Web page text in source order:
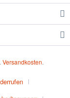
Versandkosten.